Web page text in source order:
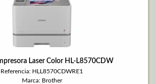
Laser Color HL-L8570CDW
Referencia: HLL8570CDWRE1
Marca: Brother